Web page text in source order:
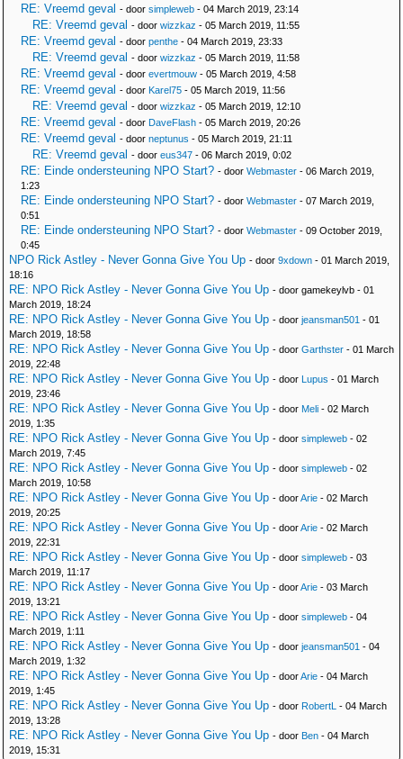
RE: Vreemd geval - door simpleweb - 04 March 2019, 23:14
RE: Vreemd geval - door wizzkaz - 05 March 2019, 11:55
RE: Vreemd geval - door penthe - 04 March 2019, 23:33
RE: Vreemd geval - door wizzkaz - 05 March 2019, 11:58
RE: Vreemd geval - door evertmouw - 05 March 2019, 4:58
RE: Vreemd geval - door Karel75 - 05 March 2019, 11:56
RE: Vreemd geval - door wizzkaz - 05 March 2019, 12:10
RE: Vreemd geval - door DaveFlash - 05 March 2019, 20:26
RE: Vreemd geval - door neptunus - 05 March 2019, 21:11
RE: Vreemd geval - door eus347 - 06 March 2019, 0:02
RE: Einde ondersteuning NPO Start? - door Webmaster - 06 March 2019,
1:23
RE: Einde ondersteuning NPO Start? - door Webmaster - 07 March 2019,
0:51
RE: Einde ondersteuning NPO Start? - door Webmaster - 09 October 2019,
0:45
NPO Rick Astley - Never Gonna Give You Up - door 9xdown - 01 March 2019,
18:16
RE: NPO Rick Astley - Never Gonna Give You Up - door gamekeylvb - 01
March 2019, 18:24
RE: NPO Rick Astley - Never Gonna Give You Up - door jeansman501 - 01
March 2019, 18:58
RE: NPO Rick Astley - Never Gonna Give You Up - door Garthster - 01 March
2019, 22:48
RE: NPO Rick Astley - Never Gonna Give You Up - door Lupus - 01 March
2019, 23:46
RE: NPO Rick Astley - Never Gonna Give You Up - door Meli - 02 March
2019, 1:35
RE: NPO Rick Astley - Never Gonna Give You Up - door simpleweb - 02
March 2019, 7:45
RE: NPO Rick Astley - Never Gonna Give You Up - door simpleweb - 02
March 2019, 10:58
RE: NPO Rick Astley - Never Gonna Give You Up - doorArie - 02 March
2019, 20:25
RE: NPO Rick Astley - Never Gonna Give You Up - doorArie - 02 March
2019, 22:31
RE: NPO Rick Astley - Never Gonna Give You Up - door simpleweb - 03
March 2019, 11:17
RE: NPO Rick Astley - Never Gonna Give You Up - doorArie - 03 March
2019, 13:21
RE: NPO Rick Astley - Never Gonna Give You Up - door simpleweb - 04
March 2019, 1:11
RE: NPO Rick Astley - Never Gonna Give You Up - door jeansman501 - 04
March 2019, 1:32
RE: NPO Rick Astley - Never Gonna Give You Up - doorArie - 04 March
2019, 1:45
RE: NPO Rick Astley - Never Gonna Give You Up - door RobertL - 04 March
2019, 13:28
RE: NPO Rick Astley - Never Gonna Give You Up - door Ben - 04 March
2019, 15:31